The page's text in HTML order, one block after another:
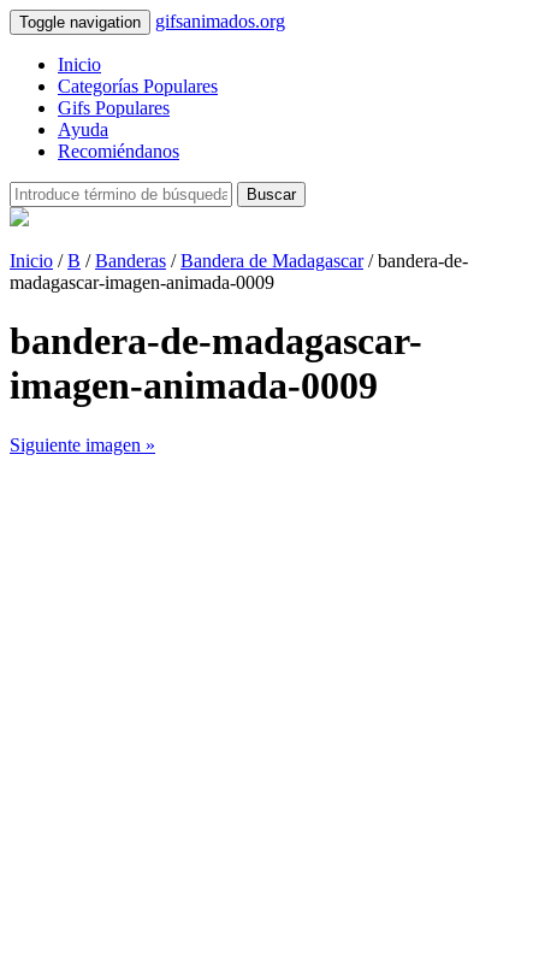
Toggle navigation gifsanimados.org
Inicio
Categorías Populares
Gifs Populares
Ayuda
Recomiéndanos
Buscar
Inicio /B /Banderas /Bandera de Madagascar/ bandera-de-
madagascar-imagen-animada-0009
bandera-de-madagascar-
imagen-animada-0009
Siguiente imagen »